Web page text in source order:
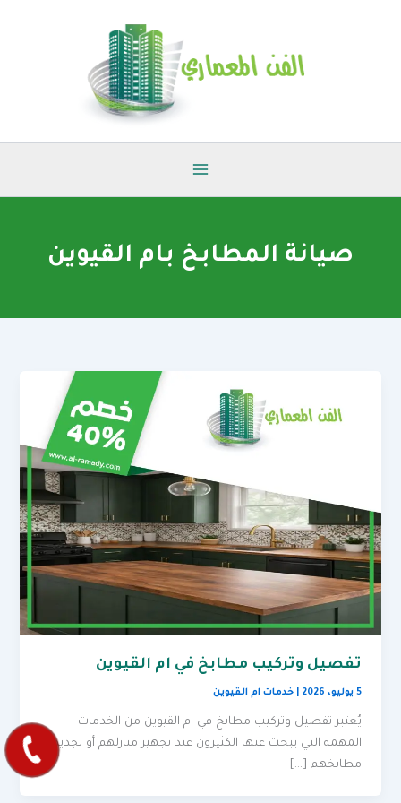
صيانة المطابخ بام القيوين
تفصيل وتركيب مطابخ في ام القيوين
5 يوليو، 2026 |خدمات ام القيوين
يُعتبر تفصيل وتركيب مطابخ في ام القيوين من الخدمات
المهمة التي يبحث عنها الكثيرون عند تجهيز منازلهم أو تجديد
مطابخهم […]